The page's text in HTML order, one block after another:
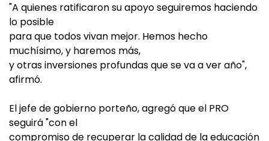
"A quienes ratificaron su apoyo seguiremos haciendo
lo posible
para que todos vivan mejor. Hemos hecho
muchísimo, y haremos más,
y otras inversiones profundas que se va a ver año",
afirmó.
El jefe de gobierno porteño, agregó que el PRO
seguirá "con el
compromiso de recuperar la calidad de la educación